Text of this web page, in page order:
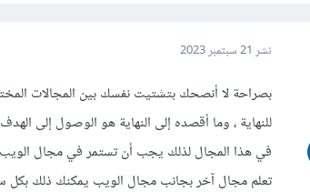
نشر 21 سبتمبر 2023
بصراحة لا أنصحك بتشتيت نفسك بين المجالات
للنهاية ، وما أقصده إلى النهاية هو الوصول إلى
في هذا المجال لذلك يجب أن تستمر في مجال
تعلم مجال آخر بجانب مجال الويب يمكنك ذلك بكل